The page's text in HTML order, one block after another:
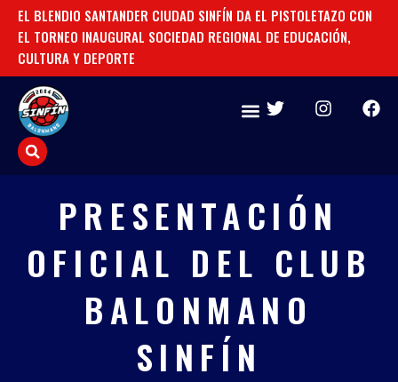
contenido
EL BLENDIO SANTANDER CIUDAD SINFÍN DA EL PISTOLETAZO CON
EL TORNEO INAUGURAL SOCIEDAD REGIONAL DE EDUCACIÓN,
CULTURA Y DEPORTE
T
t
I
a
r
a
m
F
b
PRESENTACIÓN
OFICIAL DEL CLUB
BALONMANO
SINFÍN